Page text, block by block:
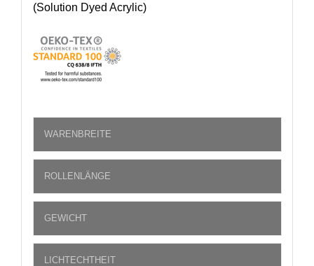
(Solution Dyed Acrylic)
WARENBREITE
ROLLENLÄNGE
GEWICHT
LICHTECHTHEIT